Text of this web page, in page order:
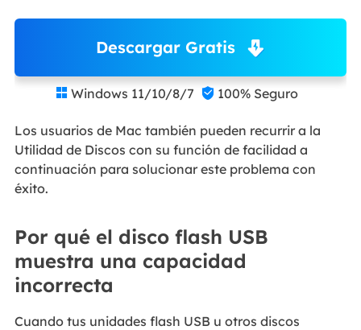
Descargar Gratis
 Windows 11/10/8/7  100% Seguro
Los usuarios de Mac también pueden recurrir a la
Utilidad de Discos con su función de facilidad a
continuación para solucionar este problema con
éxito.
Por qué el disco flash USB
muestra una capacidad
incorrecta
Cuando tus unidades flash USB u otros discos